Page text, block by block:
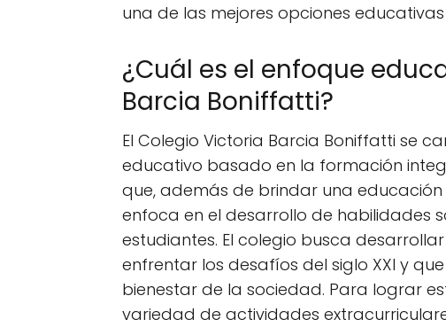
una de las mejores opciones
¿Cuál es el enfoque
Barcia Boniffatti?
El Colegio Victoria Barcia Boniffatti se
educativo basado en la formación
que, además de brindar una
enfoca en el desarrollo de habilidades
estudiantes. El colegio busca
enfrentar los desafíos del siglo XXI y
bienestar de la sociedad. Para lograr
variedad de actividades